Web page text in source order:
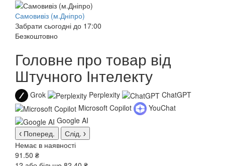
Самовивіз (м.Дніпро)
Забрати сьогодні до 17:00
Безкоштовно
Головне про товар від
Штучного Інтелекту
Grok Perplexity
ChatGPT
Microsoft Copilot
YouChat
Google AI
Поперед.
Слід.
Немає в наявності
91.50 ₴